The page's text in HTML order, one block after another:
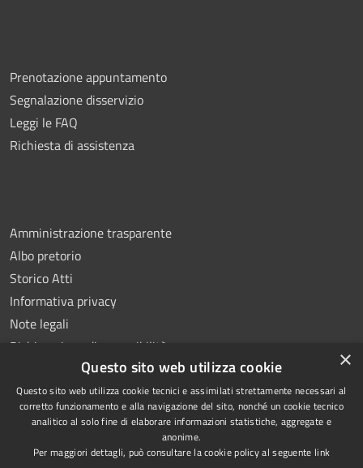
Prenotazione appuntamento
Segnalazione disservizio
Leggi le FAQ
Richiesta di assistenza
Amministrazione trasparente
Albo pretorio
Storico Atti
Informativa privacy
Note legali
Dichiarazione di accessibilità
RSS
Accessibilità
Copyright © 2026 • Comune di
Montoro • Powered by
×
Questo sito web utilizza cookie
Questo sito web utilizza cookie tecnici e assimilati strettamente necessari al
corretto funzionamento e alla navigazione del sito, nonché un cookie tecnico
analitico al solo fine di elaborare informazioni statistiche, aggregate e
anonime.
Per maggiori dettagli, può consultare la cookie policy al seguente link